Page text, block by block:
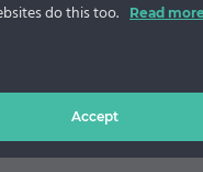
do this too.
Read more
Accept